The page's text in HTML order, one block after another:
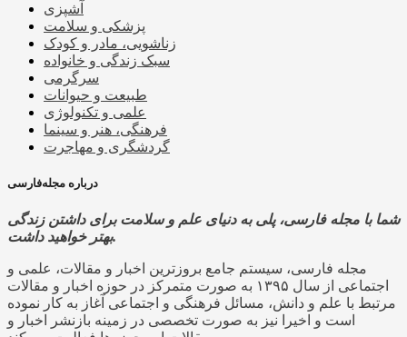
آشپزی
پزشکی و سلامت
زناشویی، مادر و کودک
سبک زندگی و خانواده
سرگرمی
طبیعت و حیوانات
علمی و تکنولوژی
فرهنگی، هنر و سینما
گردشگری و مهاجرت
درباره مجله‌فارسی
شما با مجله فارسی، پلی به دنیای علم و سلامت برای داشتن زندگی
بهتر خواهید داشت.
مجله فارسی، سیستم جامع بروزترین اخبار و مقالات، علمی و
اجتماعی از سال ۱۳۹۵ به صورت متمرکز در حوزه اخبار و مقالات
مرتبط با علم و دانش، مسائل فرهنگی و اجتماعی آغاز به کار نموده
است و اخیرا نیز به صورت تخصصی در زمینه بازنشر اخبار و